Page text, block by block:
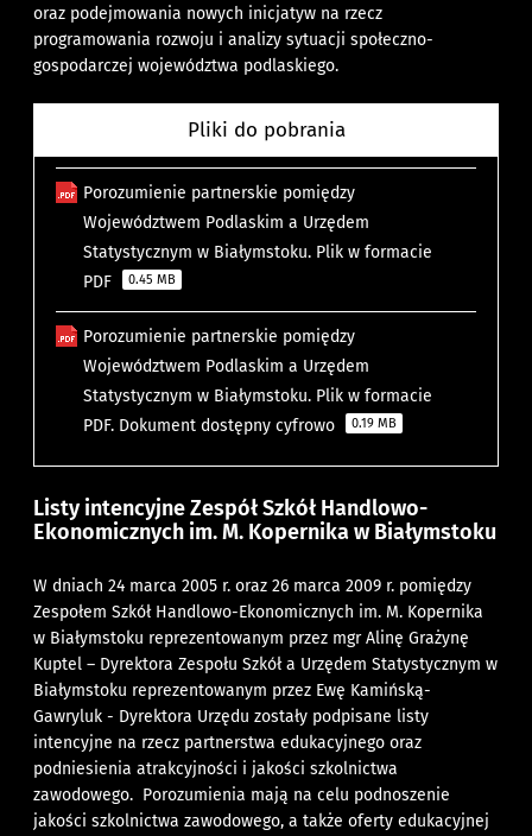
oraz podejmowania nowych inicjatyw na rzecz
programowania rozwoju i analizy sytuacji społeczno-
gospodarczej województwa podlaskiego.
Pliki do pobrania
Porozumienie partnerskie pomiędzy
Województwem Podlaskim a Urzędem
Statystycznym w Białymstoku. Plik w formacie
PDF
0.45 MB
Porozumienie partnerskie pomiędzy
Województwem Podlaskim a Urzędem
Statystycznym w Białymstoku. Plik w formacie
PDF. Dokument dostępny cyfrowo
0.19 MB
Listy intencyjne Zespół Szkół Handlowo-
Ekonomicznych im. M. Kopernika w Białymstoku
W dniach 24 marca 2005 r. oraz 26 marca 2009 r. pomiędzy
Zespołem Szkół Handlowo-Ekonomicznych im. M. Kopernika
w Białymstoku reprezentowanym przez mgr Alinę Grażynę
Kuptel – Dyrektora Zespołu Szkół a Urzędem Statystycznym w
Białymstoku reprezentowanym przez Ewę Kamińską-
Gawryluk - Dyrektora Urzędu zostały podpisane listy
intencyjne na rzecz partnerstwa edukacyjnego oraz
podniesienia atrakcyjności i jakości szkolnictwa
zawodowego. Porozumienia mają na celu podnoszenie
jakości szkolnictwa zawodowego, a także oferty edukacyjnej